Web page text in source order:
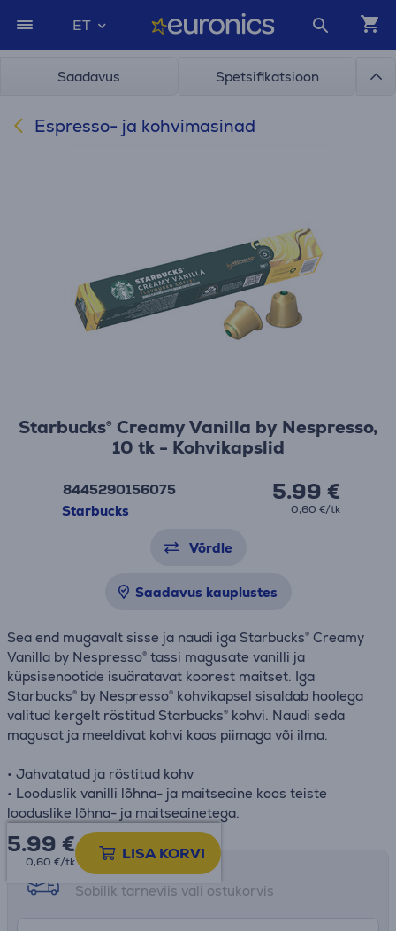
ET
Saadavus Spetsifikatsioon
Espresso- ja kohvimasinad
Starbucks® Creamy Vanilla by Nespresso,
10 tk - Kohvikapslid
8445290156075
Starbucks
5.99 €
0,60 €/tk
Võrdle
Saadavus kauplustes
Sea end mugavalt sisse ja naudi iga Starbucks® Creamy
Vanilla by Nespresso® tassi magusate vanilli ja
küpsisenootide isuäratavat koorest maitset. Iga
Starbucks® by Nespresso® kohvikapsel sisaldab hoolega
valitud kergelt röstitud Starbucks® kohvi. Naudi seda
magusat ja meeldivat kohvi koos piimaga või ilma.
• Jahvatatud ja röstitud kohv
• Looduslik vanilli lõhna- ja maitseaine koos teiste
looduslike lõhna- ja maitseainetega.
5.99 €
0,60 €/tk LISA KORVI
Tarne võimalused
Sobilik tarneviis vali ostukorvis